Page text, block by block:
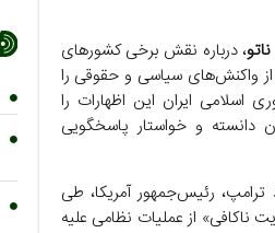
، درباره نقش برخی کشورهای
از واکنش‌های سیاسی و حقوقی را
اسلامی ایران این اظهارات را
دانسته و خواستار پاسخگویی
رئیس‌جمهور آمریکا، طی
ناکافی» از عملیات نظامی علیه